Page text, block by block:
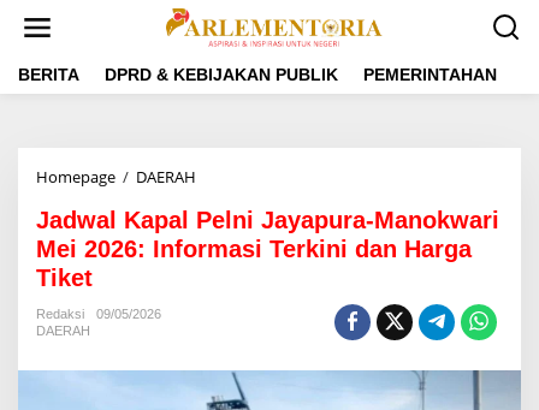
t
BERITA DPRD & KEBIJAKAN PUBLIK PEMERINTAHAN
Homepage / DAERAH
d
w
a
a
l
Jadwal Kapal Pelni Jayapura-Manokwari
Mei 2026: Informasi Terkini dan Harga
Tiket
Redaksi
09/05/2026
DAERAH